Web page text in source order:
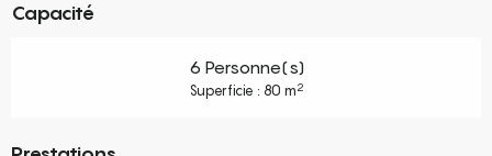
Capacité
6 Personne(s)
Superficie : 80 m2